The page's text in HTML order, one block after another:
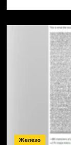
Железо